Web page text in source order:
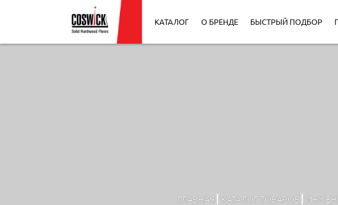
КАТАЛОГ О БРЕНДЕ БЫСТРЫЙ ПОДБОР
ГЛАВНАЯ КАТАЛОГ ТОВАРОВ